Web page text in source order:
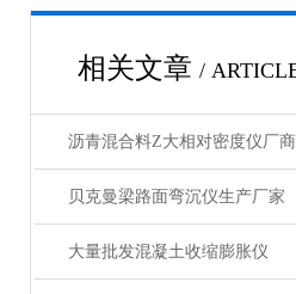
相关文章 /
沥青混合料Z大相对密度仪厂商
贝克曼梁路面弯沉仪生产厂家
大量批发混凝土收缩膨胀仪